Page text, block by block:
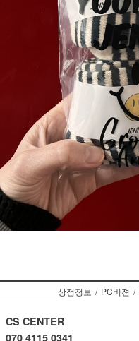
상점정보 / PC버젼 /
CS CENTER
070 4115 0341